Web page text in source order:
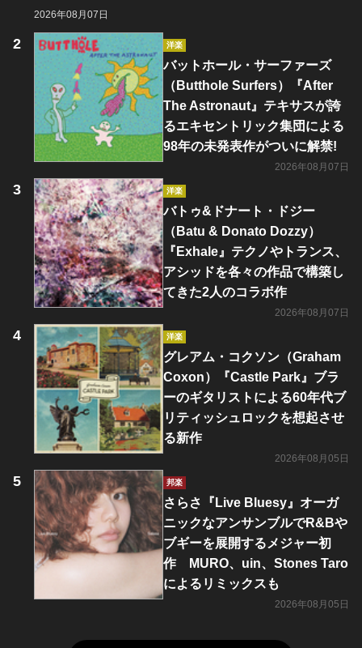
2026年08月07日
洋楽
バットホール・サーファーズ
（Butthole Surfers）『After
The Astronaut』テキサスが誇
るエキセントリック集団による
98年の未発表作がついに解禁!
2026年08月07日
洋楽
バトゥ&ドナート・ドジー
（Batu & Donato Dozzy）
『Exhale』テクノやトランス、
アシッドを各々の作品で構築し
てきた2人のコラボ作
2026年08月07日
洋楽
グレアム・コクソン（Graham
Coxon）『Castle Park』ブラ
ーのギタリストによる60年代ブ
リティッシュロックを想起させ
る新作
2026年08月05日
邦楽
さらさ『Live Bluesy』オーガ
ニックなアンサンブルでR&Bや
ブギーを展開するメジャー初
作 MURO、uin、Stones Taro
によるリミックスも
2026年08月05日